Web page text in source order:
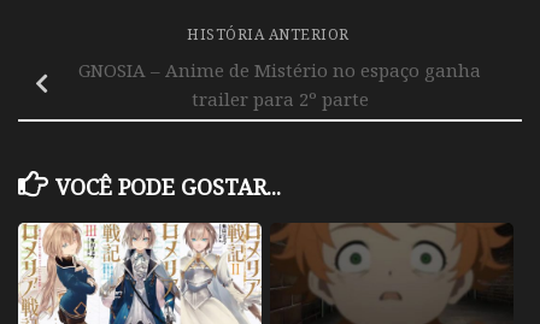
HISTÓRIA ANTERIOR
GNOSIA – Anime de Mistério no espaço ganha
trailer para 2º parte
VOCÊ PODE GOSTAR...